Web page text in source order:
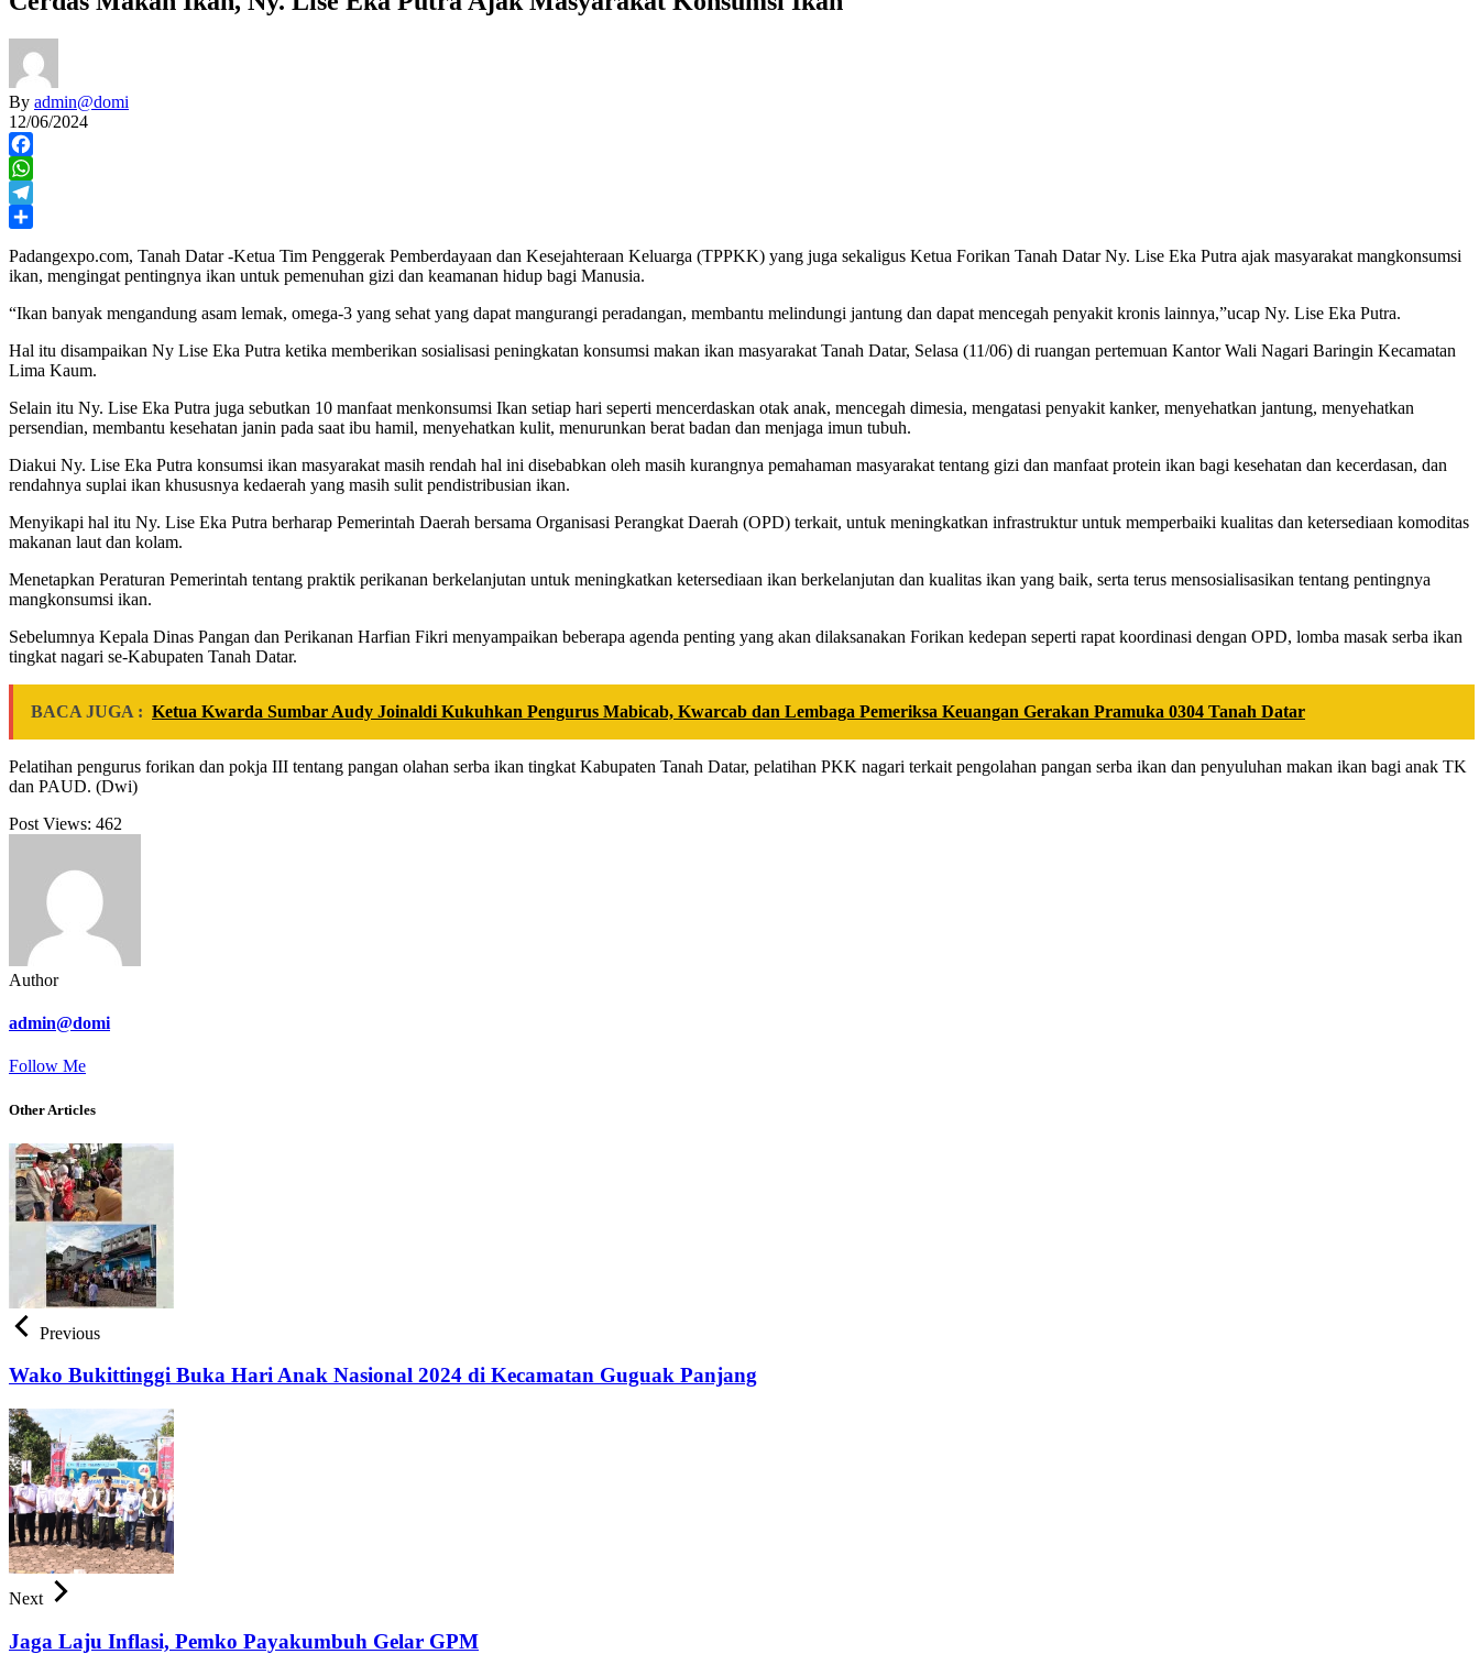
By admin@domi
12/06/2024
Facebook
WhatsApp
Telegram
Padangexpo.com, Tanah Datar -Ketua Tim Penggerak Pemberdayaan dan Kesejahteraan Keluarga (TPPKK) yang juga sekaligus Ketua Forikan Tanah Datar Ny. Lise Eka Putra ajak masyarakat mangkonsumsi
ikan, mengingat pentingnya ikan untuk pemenuhan gizi dan keamanan hidup bagi Manusia.
“Ikan banyak mengandung asam lemak, omega-3 yang sehat yang dapat mangurangi peradangan, membantu melindungi jantung dan dapat mencegah penyakit kronis lainnya,”ucap Ny. Lise Eka Putra.
Hal itu disampaikan Ny Lise Eka Putra ketika memberikan sosialisasi peningkatan konsumsi makan ikan masyarakat Tanah Datar, Selasa (11/06) di ruangan pertemuan Kantor Wali Nagari Baringin Kecamatan
Lima Kaum.
Selain itu Ny. Lise Eka Putra juga sebutkan 10 manfaat menkonsumsi Ikan setiap hari seperti mencerdaskan otak anak, mencegah dimesia, mengatasi penyakit kanker, menyehatkan jantung, menyehatkan
persendian, membantu kesehatan janin pada saat ibu hamil, menyehatkan kulit, menurunkan berat badan dan menjaga imun tubuh.
Diakui Ny. Lise Eka Putra konsumsi ikan masyarakat masih rendah hal ini disebabkan oleh masih kurangnya pemahaman masyarakat tentang gizi dan manfaat protein ikan bagi kesehatan dan kecerdasan, dan
rendahnya suplai ikan khususnya kedaerah yang masih sulit pendistribusian ikan.
Menyikapi hal itu Ny. Lise Eka Putra berharap Pemerintah Daerah bersama Organisasi Perangkat Daerah (OPD) terkait, untuk meningkatkan infrastruktur untuk memperbaiki kualitas dan ketersediaan komoditas
makanan laut dan kolam.
Menetapkan Peraturan Pemerintah tentang praktik perikanan berkelanjutan untuk meningkatkan ketersediaan ikan berkelanjutan dan kualitas ikan yang baik, serta terus mensosialisasikan tentang pentingnya
mangkonsumsi ikan.
Sebelumnya Kepala Dinas Pangan dan Perikanan Harfian Fikri menyampaikan beberapa agenda penting yang akan dilaksanakan Forikan kedepan seperti rapat koordinasi dengan OPD, lomba masak serba ikan
tingkat nagari se-Kabupaten Tanah Datar.
BACA JUGA : Ketua Kwarda Sumbar Audy Joinaldi Kukuhkan Pengurus Mabicab, Kwarcab dan Lembaga Pemeriksa Keuangan Gerakan Pramuka 0304 Tanah Datar
Pelatihan pengurus forikan dan pokja III tentang pangan olahan serba ikan tingkat Kabupaten Tanah Datar, pelatihan PKK nagari terkait pengolahan pangan serba ikan dan penyuluhan makan ikan bagi anak TK
dan PAUD. (Dwi)
Post Views: 462
Author
admin@domi
Follow Me
Other Articles
Previous
Wako Bukittinggi Buka Hari Anak Nasional 2024 di Kecamatan Guguak Panjang
Next
Jaga Laju Inflasi, Pemko Payakumbuh Gelar GPM